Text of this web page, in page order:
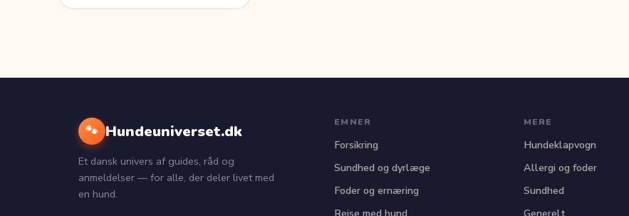
🐾 Hundeuniverset.dk
Et dansk univers af guides, råd og
anmeldelser — for alle, der deler livet med
en hund.
EMNER
Forsikring
Sundhed og dyrlæge
Foder og ernæring
Rejse med hund
MERE
Hundeklapvogn
Allergi og foder
Sundhed
Generelt